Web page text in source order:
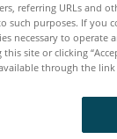
referring URLs and
such purposes. If you
necessary to
site or clicking
through the